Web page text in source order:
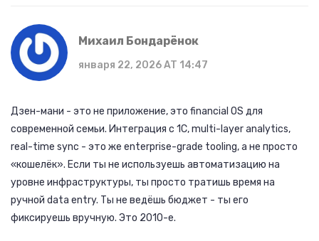
Михаил Бондарёнок
января 22, 2026 AT 14:47
Дзен-мани - это не приложение, это financial OS для
современной семьи. Интеграция с 1С, multi-layer analytics,
real-time sync - это же enterprise-grade tooling, а не просто
«кошелёк». Если ты не используешь автоматизацию на
уровне инфраструктуры, ты просто тратишь время на
ручной data entry. Ты не ведёшь бюджет - ты его
фиксируешь вручную. Это 2010-е.